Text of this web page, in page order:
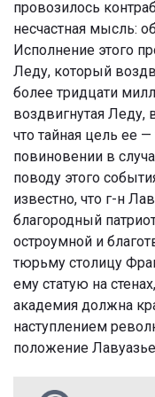
провозилось
несчастная мысль:
Исполнение этого
Леду, который
более тридцати
воздвигнутая
что тайная цель ее
повиновении в
поводу этого
известно, что г-н
благородный
остроумной и
тюрьму столицу
ему статую на
академия должна
наступлением
положение